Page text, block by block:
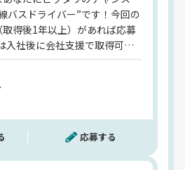
む）
運送業（乗合バス・観光バ
バスドライバー”です！今回の
得後1年以上）があれば応募
入社後に会社支援で取得可能
度で、基礎から実技までしっ
バーとしての一歩を不安なく
ています。月給は23万円以上
賞与は年2回・3.0ヶ月分（前
、頑張りがしっかり収入に反映
応募する